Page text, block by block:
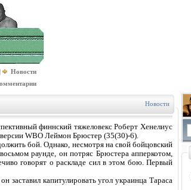
|
Новости
Новости
финнский тяжеловекс Роберт Хенелиус
WBO Леймон Брюстер (35(30)-6).
бой. Однако, несмотря на свой бойцовский
раунде, он потряс Брюстера апперкотом,
говорят о раскладе сил в этом бою. Первый
капитулировать угол украинца Тараса